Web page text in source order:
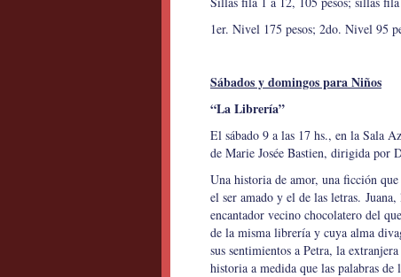
1er. Nivel 175 pesos; 2do. Nivel 95
Sábados y domingos para Niños
“La Librería”
El sábado 9 a las 17 hs., en la Sala
de Marie Josée Bastien, dirigida por
Una historia de amor, una ficción
el ser amado y el de las letras.
encantador vecino chocolatero del
de la misma librería y cuya alma
sus sentimientos a Petra, la
historia a medida que las palabras